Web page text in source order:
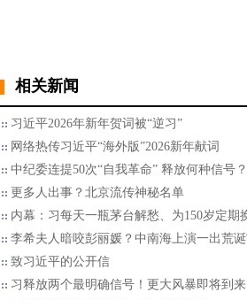
相关新闻
习近平2026年新年贺词被“逆习”
网络热传习近平“海外版”2026新年献词
中纪委连提50次“自我革命” 释放何种信号？
更多人出事？北京流传神秘名单
内幕：习每天一瓶茅台解愁、为150岁定期
李希夫人暗咬彭丽媛？中南海上演一出荒诞
致习近平的公开信
习释放两个最明确信号！更大风暴即将到来